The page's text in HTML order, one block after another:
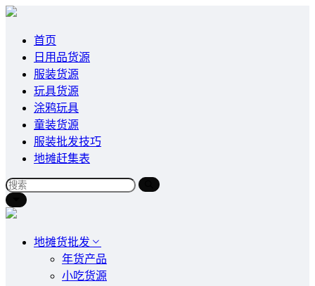
首页
日用品货源
服装货源
玩具货源
涂鸦玩具
童装货源
服装批发技巧
地摊赶集表
地摊货批发
年货产品
小吃货源